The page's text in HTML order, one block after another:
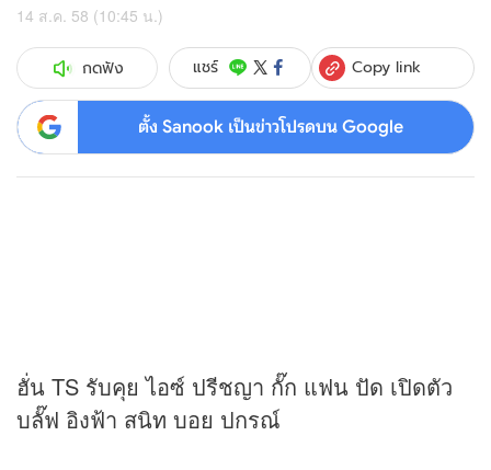
14 ส.ค. 58 (10:45 น.)
กดฟัง แชร์ Copy link
ตั้ง Sanook เป็นข่าวโปรดบน Google
ฮั่น TS รับคุย ไอซ์ ปรีชญา กั๊ก แฟน ปัด เปิดตัว
บลั๊ฟ อิงฟ้า สนิท บอย ปกรณ์